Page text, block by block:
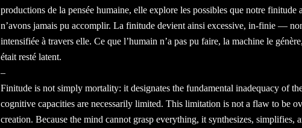
productions de la pensée humaine, elle explore les possibles que notre finitude
n’avons jamais pu accomplir. La finitude devient ainsi excessive, in-finie —
intensifiée à travers elle. Ce que l’humain n’a pas pu faire, la machine le
était resté latent.
–
Finitude is not simply mortality: it designates the fundamental inadequacy of
cognitive capacities are necessarily limited. This limitation is not a flaw to be
creation. Because the mind cannot grasp everything, it synthesizes, simplifies,